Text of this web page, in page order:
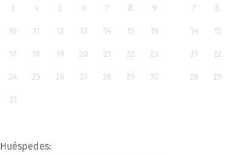
3 4 5 6 7 8 9
10 11 12 13 14 15 16
17 18 19 20 21 22 23
24 25 26 27 28 29 30
31
7 8
14 15
21 22
28 29
Huéspedes: